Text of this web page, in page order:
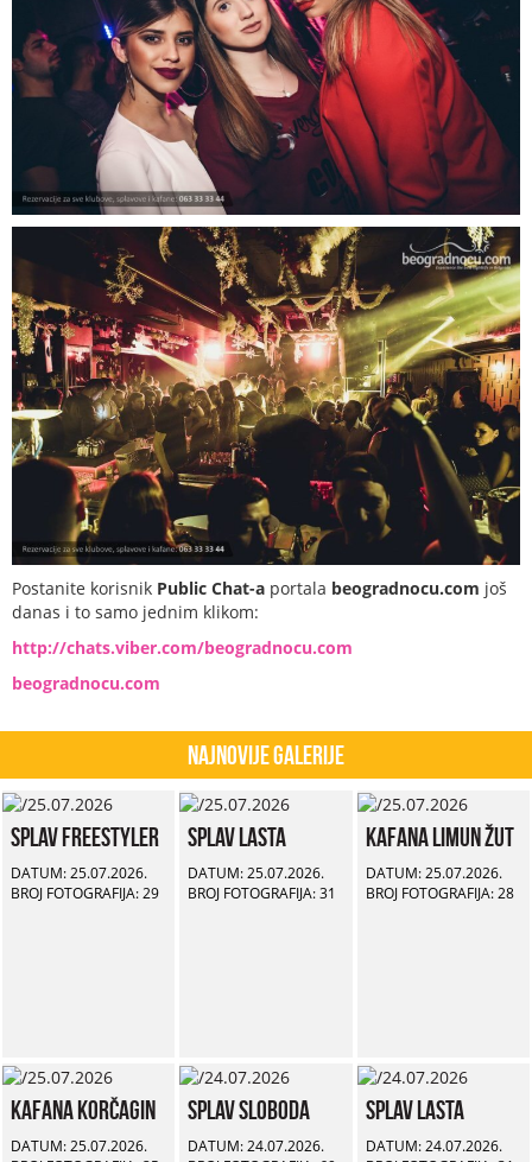
Postanite korisnik Public Chat-a portala beogradnocu.com još
danas i to samo jednim klikom:
http://chats.viber.com/beogradnocu.com
beogradnocu.com
Najnovije Galerije
Splav Freestyler
DATUM: 25.07.2026.
BROJ FOTOGRAFIJA: 29
Splav Lasta
DATUM: 25.07.2026.
BROJ FOTOGRAFIJA: 31
Kafana Limun Žut
DATUM: 25.07.2026.
BROJ FOTOGRAFIJA: 28
Kafana Korčagin
DATUM: 25.07.2026.
Splav Sloboda
DATUM: 24.07.2026.
Splav Lasta
DATUM: 24.07.2026.